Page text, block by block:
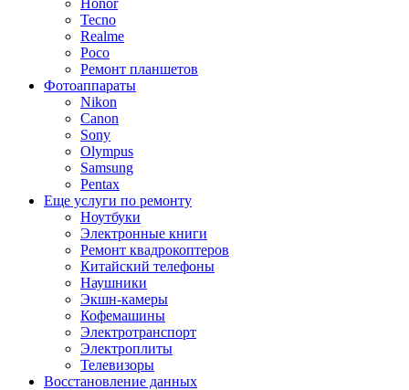
Tecno
Realme
Poco
Ремонт планшетов
Фотоаппараты
Nikon
Canon
Sony
Olympus
Samsung
Pentax
Еще услуги по ремонту
Ноутбуки
Электронные книги
Ремонт квадрокоптеров
Китайский телефоны
Наушники
Экшн-камеры
Кофемашины
Электротранспорт
Электроплиты
Телевизоры
Восстановление данных